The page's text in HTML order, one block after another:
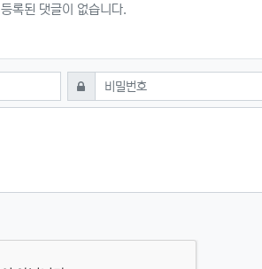
등록된 댓글이 없습니다.
비밀번호필수